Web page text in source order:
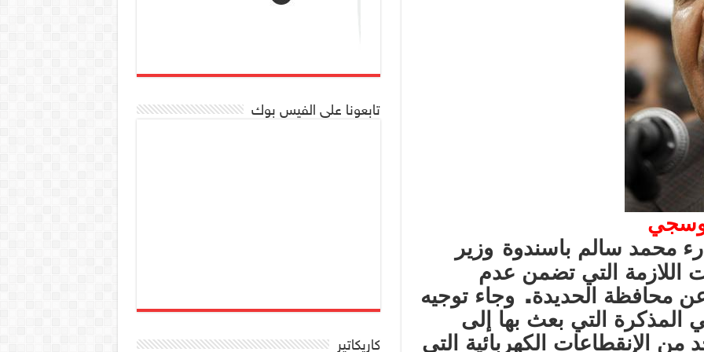
محمد سالم باسندوة وزير
اللازمة التي تضمن عدم
عن محافظة الحديدة. وجاء توجيه
التي بعث بها إلى
من الإنقطاعات الكهربائية التي
تابعونا على الفيس بوك
كاريكاتير